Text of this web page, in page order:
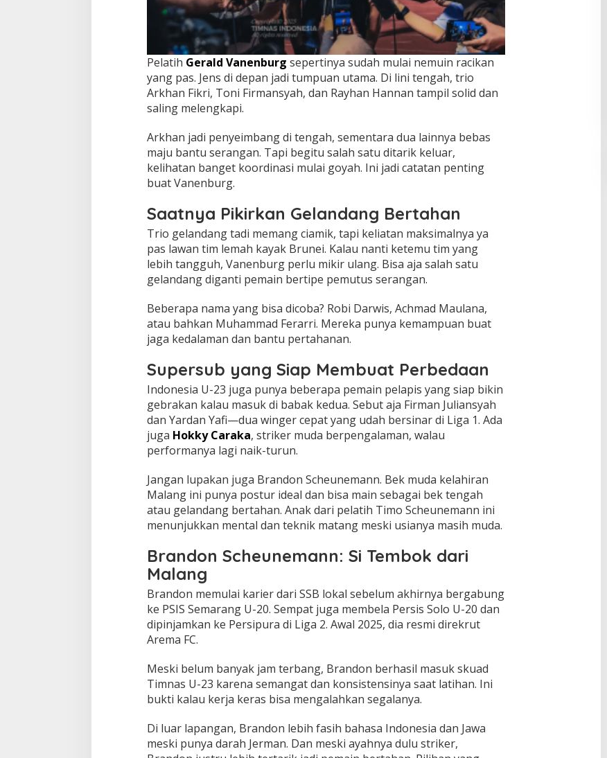
Pelatih Gerald Vanenburg sepertinya sudah mulai nemuin racikan
yang pas. Jens di depan jadi tumpuan utama. Di lini tengah, trio
Arkhan Fikri, Toni Firmansyah, dan Rayhan Hannan tampil solid dan
saling melengkapi.
Arkhan jadi penyeimbang di tengah, sementara dua lainnya bebas
maju bantu serangan. Tapi begitu salah satu ditarik keluar,
kelihatan banget koordinasi mulai goyah. Ini jadi catatan penting
buat Vanenburg.
Saatnya Pikirkan Gelandang Bertahan
Trio gelandang tadi memang ciamik, tapi keliatan maksimalnya ya
pas lawan tim lemah kayak Brunei. Kalau nanti ketemu tim yang
lebih tangguh, Vanenburg perlu mikir ulang. Bisa aja salah satu
gelandang diganti pemain bertipe pemutus serangan.
Beberapa nama yang bisa dicoba? Robi Darwis, Achmad Maulana,
atau bahkan Muhammad Ferarri. Mereka punya kemampuan buat
jaga kedalaman dan bantu pertahanan.
Supersub yang Siap Membuat Perbedaan
Indonesia U-23 juga punya beberapa pemain pelapis yang siap bikin
gebrakan kalau masuk di babak kedua. Sebut aja Firman Juliansyah
dan Yardan Yafi—dua winger cepat yang udah bersinar di Liga 1. Ada
juga Hokky Caraka, striker muda berpengalaman, walau
performanya lagi naik-turun.
Jangan lupakan juga Brandon Scheunemann. Bek muda kelahiran
Malang ini punya postur ideal dan bisa main sebagai bek tengah
atau gelandang bertahan. Anak dari pelatih Timo Scheunemann ini
menunjukkan mental dan teknik matang meski usianya masih muda.
Brandon Scheunemann: Si Tembok dari
Malang
Brandon memulai karier dari SSB lokal sebelum akhirnya bergabung
ke PSIS Semarang U-20. Sempat juga membela Persis Solo U-20 dan
dipinjamkan ke Persipura di Liga 2. Awal 2025, dia resmi direkrut
Arema FC.
Meski belum banyak jam terbang, Brandon berhasil masuk skuad
Timnas U-23 karena semangat dan konsistensinya saat latihan. Ini
bukti kalau kerja keras bisa mengalahkan segalanya.
Di luar lapangan, Brandon lebih fasih bahasa Indonesia dan Jawa
meski punya darah Jerman. Dan meski ayahnya dulu striker,
Sudaryono Resmi Pimpin BGN, Ini
Profil Lengkapnya
Di Berita, Nasional, Politik